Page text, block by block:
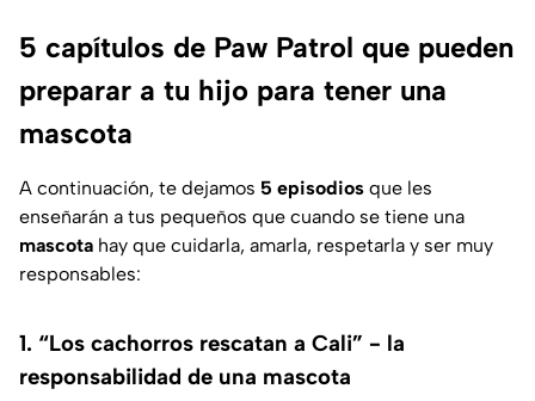
5 capítulos de Paw Patrol que pueden
preparar a tu hijo para tener una
mascota
A continuación, te dejamos 5 episodios que les
enseñarán a tus pequeños que cuando se tiene una
mascota hay que cuidarla, amarla, respetarla y ser muy
responsables:
1. “Los cachorros rescatan a Cali” - la
responsabilidad de una mascota